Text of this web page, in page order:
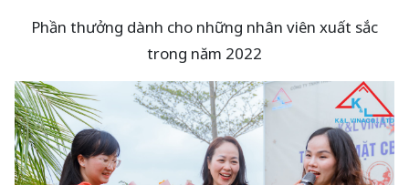
Phần thưởng dành cho những nhân viên xuất sắc
trong năm 2022